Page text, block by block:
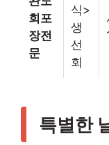
회포
장전
문
식>
생
선
회
특별한